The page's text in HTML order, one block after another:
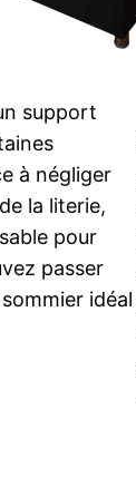
support
à négliger
la literie,
pour
passer
idéal